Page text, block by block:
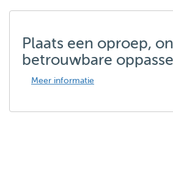
Plaats een oproep,
betrouwbare
Meer informatie